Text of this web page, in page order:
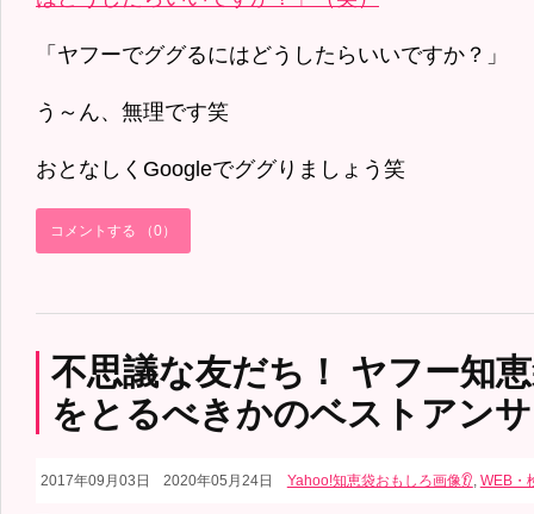
「ヤフーでググるにはどうしたらいいですか？」
う～ん、無理です笑
おとなしくGoogleでググりましょう笑
コメントする （0）
不思議な友だち！ ヤフー知
をとるべきかのベストアン
2017年09月03日 2020年05月24日 Yahoo!知恵袋おもしろ画像👂, WEB・